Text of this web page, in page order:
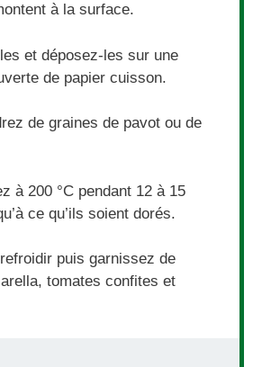
à la surface.
et déposez-les sur une
de papier cuisson.
de graines de pavot ou de
à 200 °C pendant 12 à 15
ce qu’ils soient dorés.
puis garnissez de
tomates confites et